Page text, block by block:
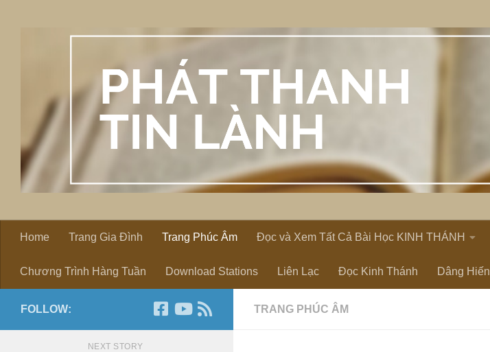
Home Trang Gia Đình Trang Phúc Âm Đọc và Xem Tất Cả Bài Học KINH THÁNH
Chương Trình Hàng Tuần Download Stations Liên Lạc Đọc Kinh Thánh Dâng Hiến
TRANG PHÚC ÂM
FOLLOW:
NEXT STORY